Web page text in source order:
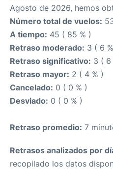
Agosto de 2026, hemos
Número total de vuelos:
A tiempo: 45 ( 85 % )
Retraso moderado: 3 ( 6
Retraso significativo: 3 ( 6
Retraso mayor: 2 ( 4 % )
Cancelado: 0 ( 0 % )
Desviado: 0 ( 0 % )
Retraso promedio: 7
Retrasos analizados por
recopilado los datos